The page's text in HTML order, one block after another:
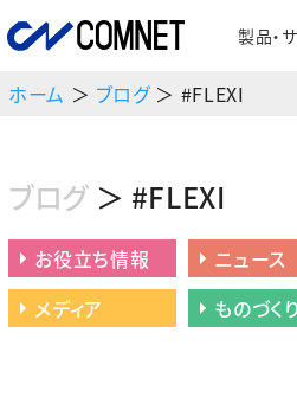
製品・
ホーム ＞ ブログ＞ #FLEXI
ブログ＞ #FLEXI
お役立ち情報 ニュース
メディア
ものづく